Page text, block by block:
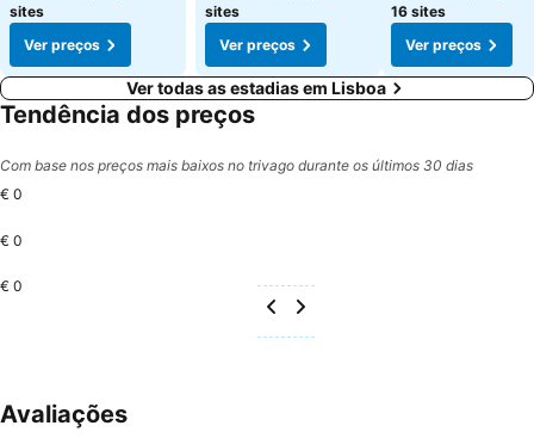
sites
Ver preços
sites
Ver preços
16 sites
Ver preços
Ver todas as estadias em Lisboa
Tendência dos preços
Com base nos preços mais baixos no trivago durante os últimos 30 dias
€ 0
€ 0
€ 0
Avaliações